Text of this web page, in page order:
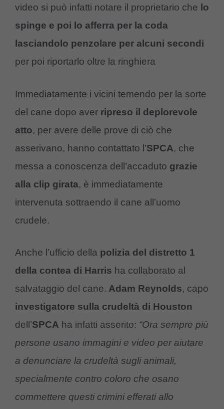
video si può infatti notare il proprietario che lo
spinge e poi lo afferra per la coda
lasciandolo penzolare per alcuni secondi
per poi riportarlo oltre la ringhiera
Immediatamente i vicini temendo per la sorte
del cane dopo aver ripreso il deplorevole
atto, per avere delle prove di ciò che
asserivano, hanno contattato l’SPCA, che
messa a conoscenza dell’accaduto grazie
alla clip girata, è immediatamente
intervenuta sottraendo il cane all’uomo
crudele.
Anche l’ufficio della polizia del distretto 1
della contea di Harris ha collaborato al
salvataggio del cane. Adam Reynolds, capo
investigatore sulla crudeltà di Houston
dell’SPCA ha infatti asserito: “Ora sempre più
persone usano immagini e video per aiutare
a denunciare la crudeltà sugli animali,
specialmente contro coloro che osano
commettere questi crimini efferati allo